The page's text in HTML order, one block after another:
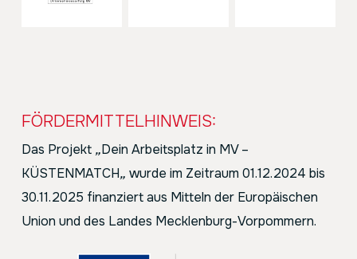
FÖRDERMITTELHINWEIS:
Das Projekt „Dein Arbeitsplatz in MV –
KÜSTENMATCH„ wurde im Zeitraum 01.12.2024 bis
30.11.2025 finanziert aus Mitteln der Europäischen
Union und des Landes Mecklenburg-Vorpommern.